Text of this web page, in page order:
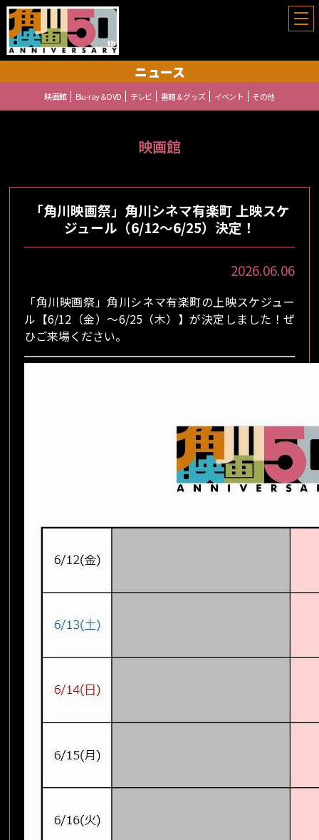
ニュース
映画館 Blu-ray＆DVD テレビ 書籍＆グッズ イベント その他
映画館
「角川映画祭」角川シネマ有楽町 上映スケ
ジュール（6/12～6/25）決定！
2026.06.06
「角川映画祭」角川シネマ有楽町の上映スケジュー
ル【6/12（金）～6/25（木）】が決定しました！ぜ
ひご来場ください。